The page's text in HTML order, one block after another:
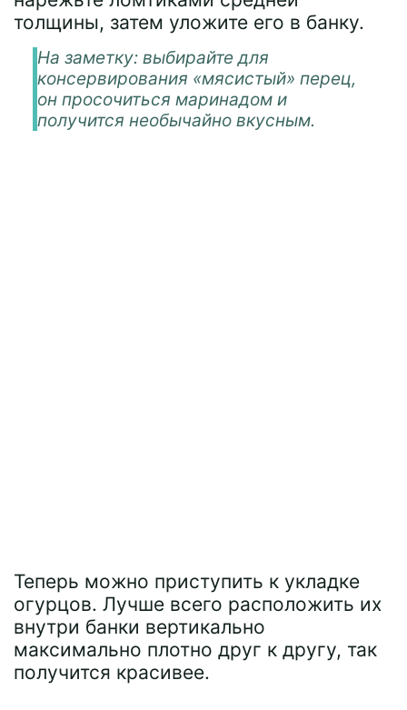
толщины, затем уложите его в банку.
На заметку: выбирайте для
консервирования «мясистый» перец,
он просочиться маринадом и
получится необычайно вкусным.
Теперь можно приступить к укладке
огурцов. Лучше всего расположить их
внутри банки вертикально
максимально плотно друг к другу, так
получится красивее.